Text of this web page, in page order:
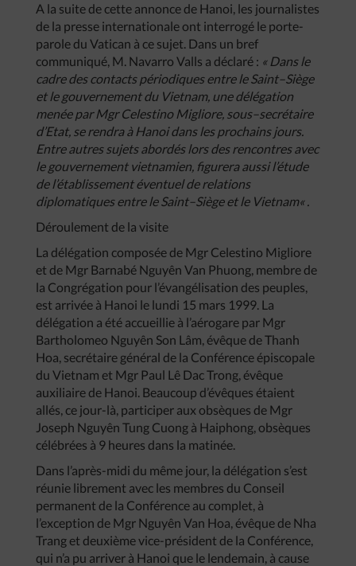
A la suite de cette annonce de Hanoi, les journalistes
de la presse internationale ont interrogé le porte-
parole du Vatican à ce sujet. Dans un bref
communiqué, M. Navarro Valls a déclaré : « Dans le
cadredescontactspériodiquesentre leSaint–Siège
et le gouvernementdu Vietnam, unedélégation
menéeparMgrCelestino Migliore, sous–secrétaire
d’Etat, serendraà Hanoidans lesprochains jours.
Entreautressujetsabordés lorsdesrencontresavec
le gouvernement vietnamien, figureraaussil’étude
de l’établissementéventuelderelations
diplomatiquesentre leSaint–Siègeet le Vietnam« .
Déroulement de la visite
La délégation composée de Mgr Celestino Migliore
et de Mgr Barnabé Nguyên Van Phuong, membre de
la Congrégation pour l’évangélisation des peuples,
est arrivée à Hanoi le lundi 15 mars 1999. La
délégation a été accueillie à l’aérogare par Mgr
Bartholomeo Nguyên Son Lâm, évêque de Thanh
Hoa, secrétaire général de la Conférence épiscopale
du Vietnam et Mgr Paul Lê Dac Trong, évêque
auxiliaire de Hanoi. Beaucoup d’évêques étaient
allés, ce jour-là, participer aux obsèques de Mgr
Joseph Nguyên Tung Cuong à Haiphong, obsèques
célébrées à 9 heures dans la matinée.
Dans l’après-midi du même jour, la délégation s’est
réunie librement avec les membres du Conseil
permanent de la Conférence au complet, à
l’exception de Mgr Nguyên Van Hoa, évêque de Nha
Trang et deuxième vice-président de la Conférence,
qui n’a pu arriver à Hanoi que le lendemain, à cause